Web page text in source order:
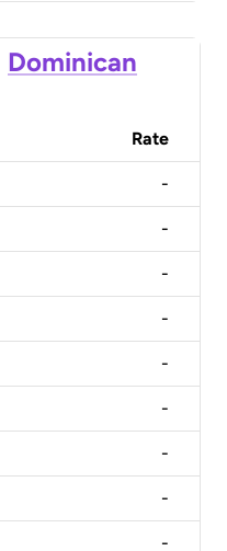
Dominican
Rate
-
-
-
-
-
-
-
-
-